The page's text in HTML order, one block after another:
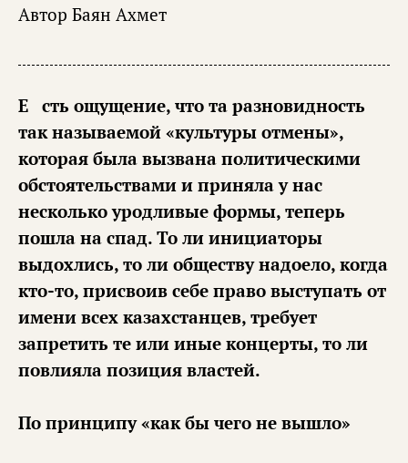
Автор Баян Ахмет
Есть ощущение, что та разновидность
так называемой «культуры отмены»,
которая была вызвана политическими
обстоятельствами и приняла у нас
несколько уродливые формы, теперь
пошла на спад. То ли инициаторы
выдохлись, то ли обществу надоело, когда
кто-то, присвоив себе право выступать от
имени всех казахстанцев, требует
запретить те или иные концерты, то ли
повлияла позиция властей.
По принципу «как бы чего не вышло»